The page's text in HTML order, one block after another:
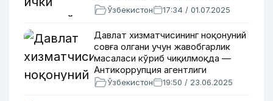
Ўзбекистон 17:34 / 01.07.2025
Давлат хизматчисининг ноқонуний
совға олгани учун жавобгарлик
масаласи кўриб чиқилмоқда —
Антикоррупция агентлиги
Ўзбекистон 19:50 / 23.06.2025